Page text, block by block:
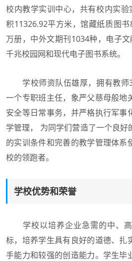
校内教学实训中心，共有校内实
积11326.92平方米，馆藏纸质图
万册，中外文期刊1034种，电子
千兆校园网和现代电子图书系统。
学校师资队伍雄厚，拥有教师
一个专职班主任，象严父慈母般地
安全等日常事务，并严格执行军事
学管理， 为同学们营造了一个良好
的实训条件和完善的教学管理体系
校的领跑者。
学校优势和荣誉
学校以培养企业急需的中、高
标，培养学生具有良好的道德、扎
手能力和较强的创造能力。学生毕